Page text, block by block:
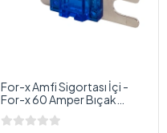
For-x Amfi Sigortası İçi -
For-x 60 Amper Bıçak
Sigorta - Bıçak Anfi Sigortası